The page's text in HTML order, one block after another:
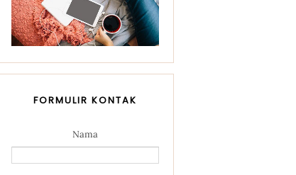
FORMULIR KONTAK
Nama